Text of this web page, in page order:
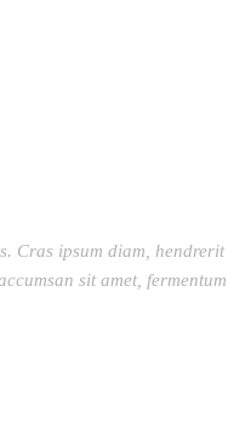
Cras ipsum diam, hendrerit
sit amet, fermentum